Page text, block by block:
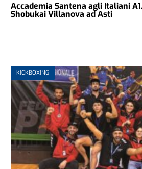
Accademia Santena agli Italiani
Shobukai Villanova ad Asti
KICKBOXING